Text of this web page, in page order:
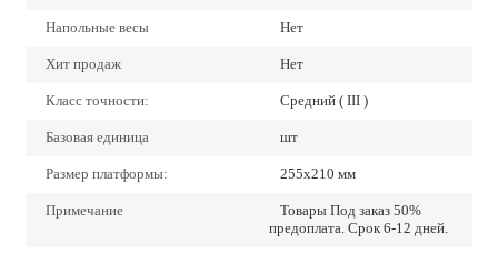
Напольные весы Нет
Хит продаж Нет
Класс точности: Средний ( III )
Базовая единица шт
Размер платформы: 255х210 мм
Примечание
Товары Под заказ 50%
предоплата. Срок 6-12 дней.